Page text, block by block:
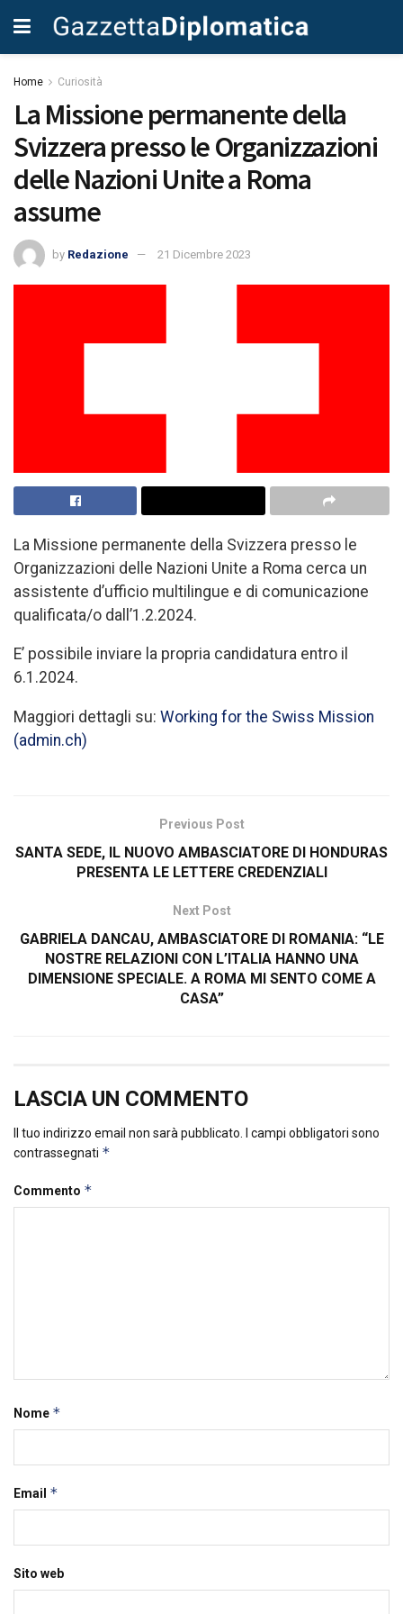
Home Curiosità
La Missione permanente della
Svizzera presso le Organizzazioni
delle Nazioni Unite a Roma
assume
by Redazione 21 Dicembre 2023
La Missione permanente della Svizzera presso le
Organizzazioni delle Nazioni Unite a Roma cerca un
assistente d’ufficio multilingue e di comunicazione
qualificata/o dall’1.2.2024.
E’ possibile inviare la propria candidatura entro il
6.1.2024.
Maggiori dettagli su: Working for the Swiss Mission
(admin.ch)
Previous Post
SANTA SEDE, IL NUOVO AMBASCIATORE DI HONDURAS
PRESENTA LE LETTERE CREDENZIALI
Next Post
GABRIELA DANCAU, AMBASCIATORE DI ROMANIA: “LE
NOSTRE RELAZIONI CON L’ITALIA HANNO UNA
DIMENSIONE SPECIALE. A ROMA MI SENTO COME A
CASA”
LASCIA UN COMMENTO
Il tuo indirizzo email non sarà pubblicato. I campi obbligatori sono
contrassegnati *
Commento *
Nome *
Email *
Sito web